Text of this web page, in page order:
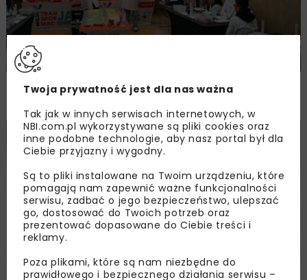
Misja: Transformacja! Akademia GAZ-
SYSTEM
ENERGETYKA WIADOMOŚCI
Biogaz i biometan w strategii ORLEN i KOWR
Twoja prywatność jest dla nas ważna
Tak jak w innych serwisach internetowych, w
NBI.com.pl wykorzystywane są pliki cookies oraz
inne podobne technologie, aby nasz portal był dla
Ciebie przyjazny i wygodny.
Są to pliki instalowane na Twoim urządzeniu, które
pomagają nam zapewnić ważne funkcjonalności
serwisu, zadbać o jego bezpieczeństwo, ulepszać
go, dostosować do Twoich potrzeb oraz
prezentować dopasowane do Ciebie treści i
reklamy.
Poza plikami, które są nam niezbędne do
prawidłowego i bezpiecznego działania serwisu –